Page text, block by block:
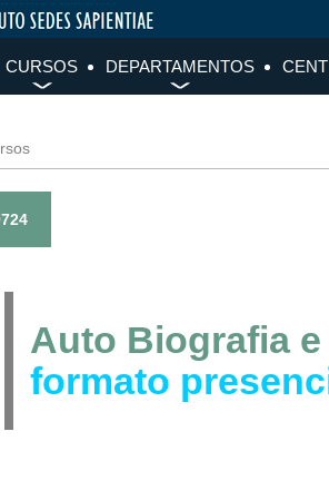
CURSOS DEPARTAMENTOS
Auto Biografia
formato